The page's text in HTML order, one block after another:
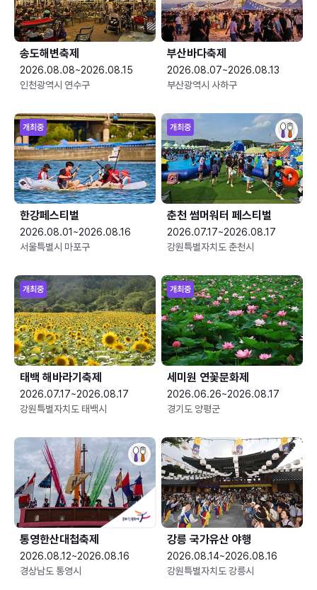
송도해변축제
2026.08.08~2026.08.15
인천광역시 연수구
부산바다축제
2026.08.07~2026.08.13
부산광역시 사하구
개최중
한강페스티벌
2026.08.01~2026.08.16
서울특별시 마포구
개최중
춘천 썸머워터 페스티벌
2026.07.17~2026.08.17
강원특별자치도 춘천시
개최중
태백 해바라기축제
2026.07.17~2026.08.17
강원특별자치도 태백시
개최중
세미원 연꽃문화제
2026.06.26~2026.08.17
경기도 양평군
통영한산대첩축제
2026.08.12~2026.08.16
경상남도 통영시
강릉 국가유산 야행
2026.08.14~2026.08.16
강원특별자치도 강릉시